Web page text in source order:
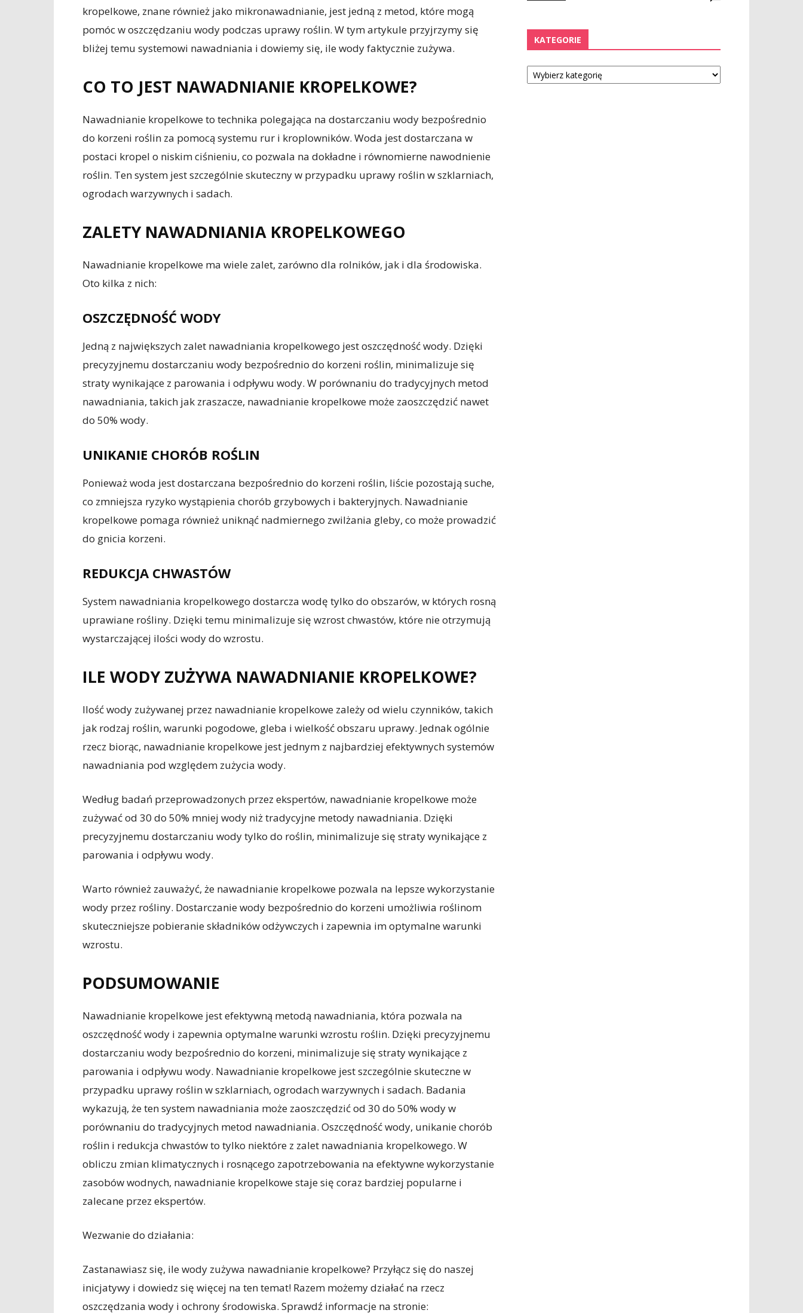
kropelkowe, znane również jako mikronawadnianie, jest jedną z metod, które mogą
pomóc w oszczędzaniu wody podczas uprawy roślin. W tym artykule przyjrzymy się
bliżej temu systemowi nawadniania i dowiemy się, ile wody faktycznie zużywa.
CO TO JEST NAWADNIANIE KROPELKOWE?
Nawadnianie kropelkowe to technika polegająca na dostarczaniu wody bezpośrednio
do korzeni roślin za pomocą systemu rur i kroplowników. Woda jest dostarczana w
postaci kropel o niskim ciśnieniu, co pozwala na dokładne i równomierne nawodnienie
roślin. Ten system jest szczególnie skuteczny w przypadku uprawy roślin w szklarniach,
ogrodach warzywnych i sadach.
ZALETY NAWADNIANIA KROPELKOWEGO
Nawadnianie kropelkowe ma wiele zalet, zarówno dla rolników, jak i dla środowiska.
Oto kilka z nich:
OSZCZĘDNOŚĆ WODY
Jedną z największych zalet nawadniania kropelkowego jest oszczędność wody. Dzięki
precyzyjnemu dostarczaniu wody bezpośrednio do korzeni roślin, minimalizuje się
straty wynikające z parowania i odpływu wody. W porównaniu do tradycyjnych metod
nawadniania, takich jak zraszacze, nawadnianie kropelkowe może zaoszczędzić nawet
do 50% wody.
UNIKANIE CHORÓB ROŚLIN
Ponieważ woda jest dostarczana bezpośrednio do korzeni roślin, liście pozostają suche,
co zmniejsza ryzyko wystąpienia chorób grzybowych i bakteryjnych. Nawadnianie
kropelkowe pomaga również uniknąć nadmiernego zwilżania gleby, co może prowadzić
do gnicia korzeni.
REDUKCJA CHWASTÓW
System nawadniania kropelkowego dostarcza wodę tylko do obszarów, w których rosną
uprawiane rośliny. Dzięki temu minimalizuje się wzrost chwastów, które nie otrzymują
wystarczającej ilości wody do wzrostu.
ILE WODY ZUŻYWA NAWADNIANIE KROPELKOWE?
Ilość wody zużywanej przez nawadnianie kropelkowe zależy od wielu czynników, takich
jak rodzaj roślin, warunki pogodowe, gleba i wielkość obszaru uprawy. Jednak ogólnie
rzecz biorąc, nawadnianie kropelkowe jest jednym z najbardziej efektywnych systemów
nawadniania pod względem zużycia wody.
Według badań przeprowadzonych przez ekspertów, nawadnianie kropelkowe może
zużywać od 30 do 50% mniej wody niż tradycyjne metody nawadniania. Dzięki
precyzyjnemu dostarczaniu wody tylko do roślin, minimalizuje się straty wynikające z
parowania i odpływu wody.
Warto również zauważyć, że nawadnianie kropelkowe pozwala na lepsze wykorzystanie
wody przez rośliny. Dostarczanie wody bezpośrednio do korzeni umożliwia roślinom
skuteczniejsze pobieranie składników odżywczych i zapewnia im optymalne warunki
wzrostu.
PODSUMOWANIE
Nawadnianie kropelkowe jest efektywną metodą nawadniania, która pozwala na
oszczędność wody i zapewnia optymalne warunki wzrostu roślin. Dzięki precyzyjnemu
dostarczaniu wody bezpośrednio do korzeni, minimalizuje się straty wynikające z
parowania i odpływu wody. Nawadnianie kropelkowe jest szczególnie skuteczne w
przypadku uprawy roślin w szklarniach, ogrodach warzywnych i sadach. Badania
wykazują, że ten system nawadniania może zaoszczędzić od 30 do 50% wody w
porównaniu do tradycyjnych metod nawadniania. Oszczędność wody, unikanie chorób
roślin i redukcja chwastów to tylko niektóre z zalet nawadniania kropelkowego. W
obliczu zmian klimatycznych i rosnącego zapotrzebowania na efektywne wykorzystanie
zasobów wodnych, nawadnianie kropelkowe staje się coraz bardziej popularne i
zalecane przez ekspertów.
Wezwanie do działania:
Zastanawiasz się, ile wody zużywa nawadnianie kropelkowe? Przyłącz się do naszej
inicjatywy i dowiedz się więcej na ten temat! Razem możemy działać na rzecz
oszczędzania wody i ochrony środowiska. Sprawdź informacje na stronie:
KATEGORIE
Kategorie